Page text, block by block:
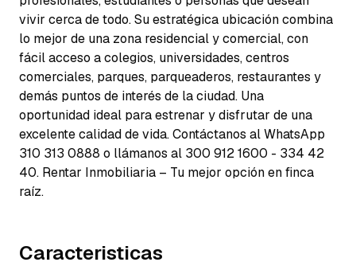
vivir cerca de todo. Su estratégica ubicación combina
lo mejor de una zona residencial y comercial, con
fácil acceso a colegios, universidades, centros
comerciales, parques, parqueaderos, restaurantes y
demás puntos de interés de la ciudad. Una
oportunidad ideal para estrenar y disfrutar de una
excelente calidad de vida. Contáctanos al WhatsApp
310 313 0888 o llámanos al 300 912 1600 - 334 42
40. Rentar Inmobiliaria – Tu mejor opción en finca
raíz.
Caracteristicas